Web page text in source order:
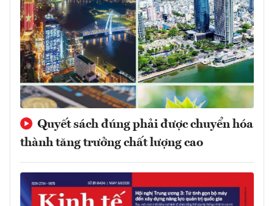
Quyết sách đúng phải được chuyển hóa
thành tăng trưởng chất lượng cao